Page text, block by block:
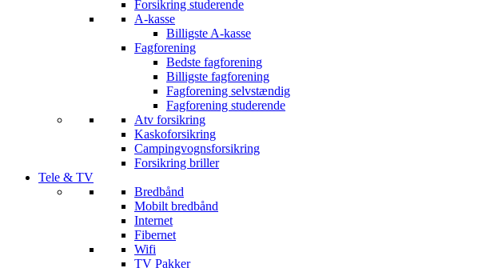
Forsikring studerende
A-kasse
Billigste A-kasse
Fagforening
Bedste fagforening
Billigste fagforening
Fagforening selvstændig
Fagforening studerende
Atv forsikring
Kaskoforsikring
Campingvognsforsikring
Forsikring briller
Tele & TV
Bredbånd
Mobilt bredbånd
Internet
Fibernet
Wifi
TV Pakker